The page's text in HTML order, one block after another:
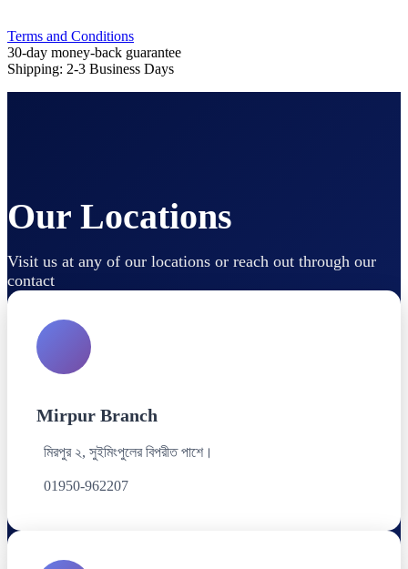
Terms and Conditions
30-day money-back guarantee
Shipping: 2-3 Business Days
Our Locations
Visit us at any of our locations or reach out through our
contact
Mirpur Branch
মিরপুর ২, সুইমিংপুলের বিপরীত পাশে।
01950-962207